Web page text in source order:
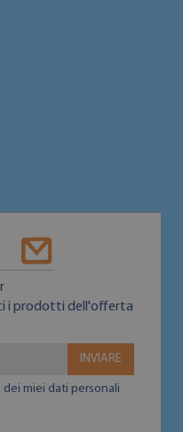
i prodotti dell'offerta
INVIARE
miei dati personali